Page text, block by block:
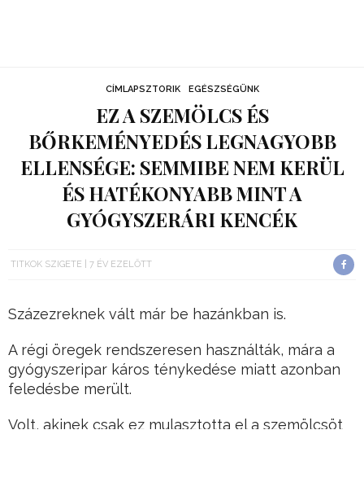
CÍMLAPSZTORIK EGÉSZSÉGÜNK
EZ A SZEMÖLCS ÉS
BŐRKEMÉNYEDÉS LEGNAGYOBB
ELLENSÉGE: SEMMIBE NEM KERÜL
ÉS HATÉKONYABB MINT A
GYÓGYSZERÁRI KENCÉK
TITKOK SZIGETE 7 ÉV EZELŐTT
Százezreknek vált már be hazánkban is.
A régi öregek rendszeresen használták, mára a
gyógyszeripar káros ténykedése miatt azonban
feledésbe merült.
Volt, akinek csak ez mulasztotta el a szemölcsöt